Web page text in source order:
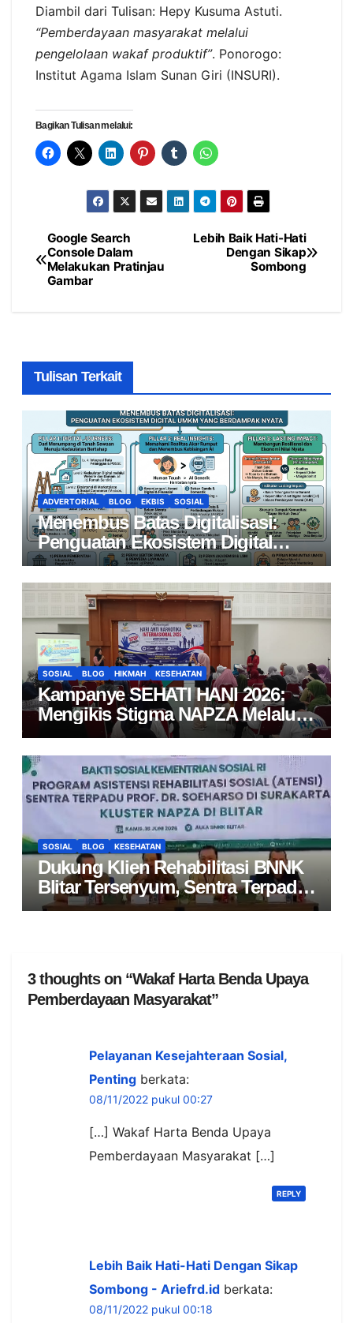
Diambil dari Tulisan: Hepy Kusuma Astuti.
“Pemberdayaan masyarakat melalui
pengelolaan wakaf produktif”. Ponorogo:
Institut Agama Islam Sunan Giri (INSURI).
Bagikan Tulisan melalui:
Navigasi
pos
Lebih Baik Hati-Hati
Dengan Sikap
Sombong
Google Search
Console Dalam
Melakukan Pratinjau
Gambar
Tulisan Terkait
ADVERTORIAL BLOG EKBIS SOSIAL
Menembus Batas Digitalisasi:
Penguatan Ekosistem Digital
UMKM yang Berdampak Nyata
SOSIAL BLOG HIKMAH KESEHATAN
Kampanye SEHATI HANI 2026:
Mengikis Stigma NAPZA Melalui
Edukasi Interaktif dan Layanan
Kesehatan Gratis bagi Masyarakat
SOSIAL BLOG KESEHATAN
Dukung Klien Rehabilitasi BNNK
Blitar Tersenyum, Sentra Terpadu
Soeharso Salurkan Atensi
3 thoughts on “Wakaf Harta Benda Upaya
Pemberdayaan Masyarakat”
Pelayanan Kesejahteraan Sosial,
Penting berkata:
08/11/2022 pukul 00:27
[…] Wakaf Harta Benda Upaya
Pemberdayaan Masyarakat […]
REPLY
Lebih Baik Hati-Hati Dengan Sikap
Sombong - Ariefrd.id berkata:
08/11/2022 pukul 00:18